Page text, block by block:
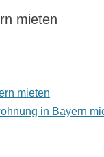
mieten
mieten
in Bayern